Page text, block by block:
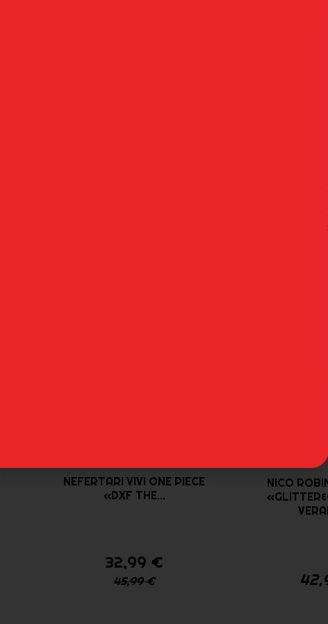
NEFERTARI VIVI ONE PIECE
«DXF THE...
45,99€
32,99 €
NICO